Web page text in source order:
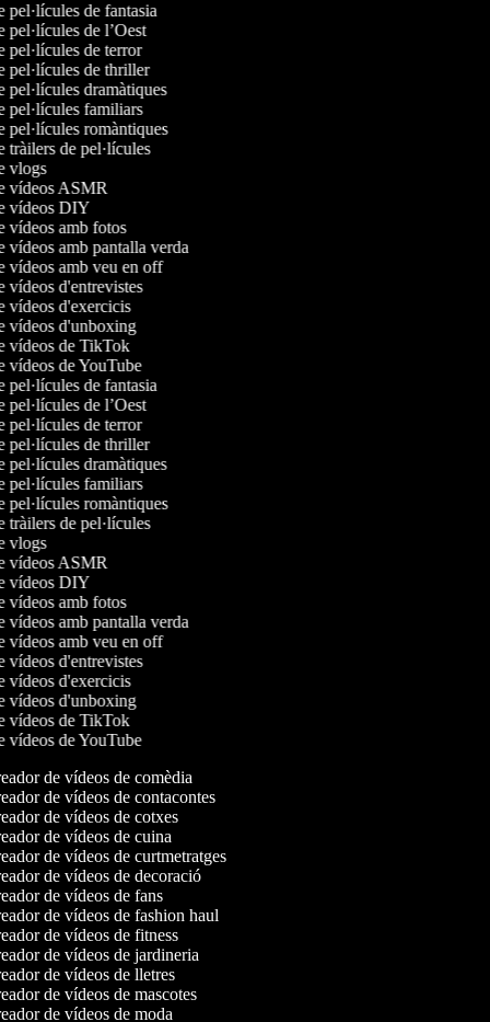
pel·lícules de fantasia
pel·lícules de l’Oest
pel·lícules de terror
pel·lícules de thriller
pel·lícules dramàtiques
pel·lícules familiars
pel·lícules romàntiques
tràilers de pel·lícules
vlogs
vídeos ASMR
vídeos DIY
vídeos amb fotos
vídeos amb pantalla verda
vídeos amb veu en off
vídeos d'entrevistes
vídeos d'exercicis
vídeos d'unboxing
vídeos de TikTok
vídeos de YouTube
pel·lícules de fantasia
pel·lícules de l’Oest
pel·lícules de terror
pel·lícules de thriller
pel·lícules dramàtiques
pel·lícules familiars
pel·lícules romàntiques
tràilers de pel·lícules
vlogs
vídeos ASMR
vídeos DIY
vídeos amb fotos
vídeos amb pantalla verda
vídeos amb veu en off
vídeos d'entrevistes
vídeos d'exercicis
vídeos d'unboxing
vídeos de TikTok
vídeos de YouTube
de vídeos de comèdia
de vídeos de contacontes
de vídeos de cotxes
de vídeos de cuina
de vídeos de curtmetratges
de vídeos de decoració
de vídeos de fans
de vídeos de fashion haul
de vídeos de fitness
de vídeos de jardineria
de vídeos de lletres
de vídeos de mascotes
de vídeos de moda